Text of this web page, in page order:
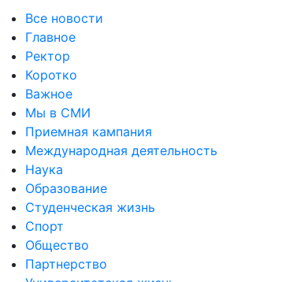
Все новости
Главное
Ректор
Коротко
Важное
Мы в СМИ
Приемная кампания
Международная деятельность
Наука
Образование
Студенческая жизнь
Спорт
Общество
Партнерство